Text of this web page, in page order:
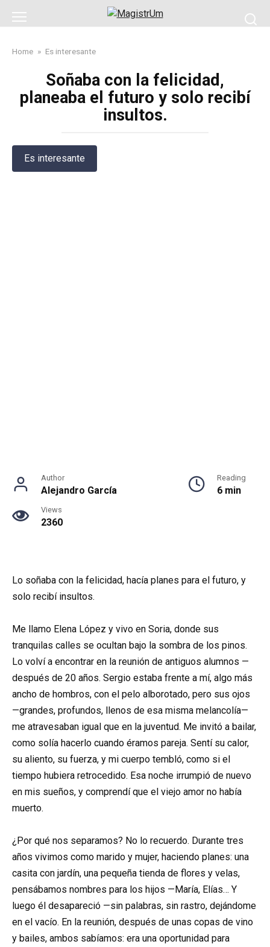
Home » Es interesante
Soñaba con la felicidad,
planeaba el futuro y solo recibí
insultos.
Es interesante
Author
Alejandro García
Reading
6 min
Views
2360
Lo soñaba con la felicidad, hacía planes para el futuro, y
solo recibí insultos.
Me llamo Elena López y vivo en Soria, donde sus
tranquilas calles se ocultan bajo la sombra de los pinos.
Lo volví a encontrar en la reunión de antiguos alumnos —
después de 20 años. Sergio estaba frente a mí, algo más
ancho de hombros, con el pelo alborotado, pero sus ojos
—grandes, profundos, llenos de esa misma melancolía—
me atravesaban igual que en la juventud. Me invitó a bailar,
como solía hacerlo cuando éramos pareja. Sentí su calor,
su aliento, su fuerza, y mi cuerpo tembló, como si el
tiempo hubiera retrocedido. Esa noche irrumpió de nuevo
en mis sueños, y comprendí que el viejo amor no había
muerto.
¿Por qué nos separamos? No lo recuerdo. Durante tres
años vivimos como marido y mujer, haciendo planes: una
casita con jardín, una pequeña tienda de flores y velas,
pensábamos nombres para los hijos —María, Elías… Y
luego él desapareció —sin palabras, sin rastro, dejándome
en el vacío. En la reunión, después de unas copas de vino
y bailes, ambos sabíamos: era una oportunidad para